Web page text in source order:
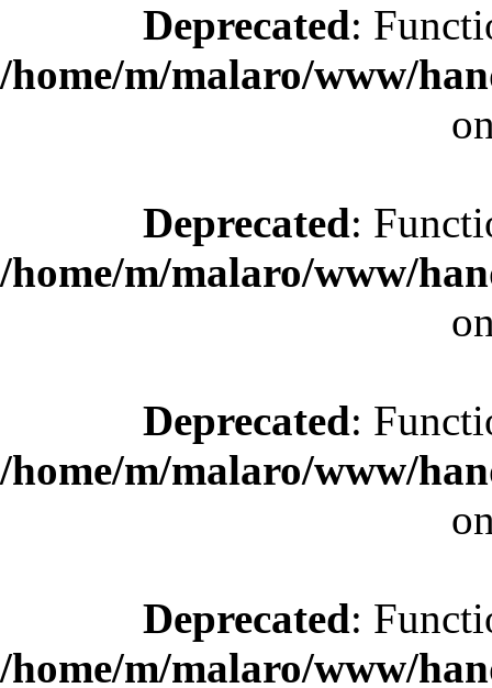
Deprecated:
/home/m/malaro/www/
Deprecated:
/home/m/malaro/www/
Deprecated:
/home/m/malaro/www/
Deprecated:
/home/m/malaro/www/